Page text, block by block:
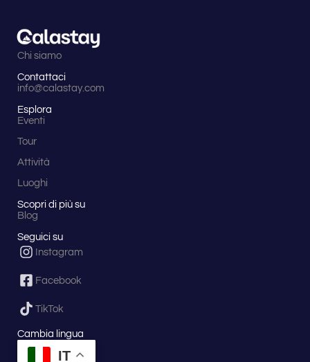
Percorrendo
sentieri
sterrati
e
di pini
percorso
verso
vetta
Monte
Reventino,
a
metri
altitudine.
la
salita
Chi siamo
Contattaci
info@calastay.com
Esplora
Eventi
Tour
Attività
Luoghi
Scopri di più su
Blog
Seguici su
Instagram
Facebook
TikTok
Cambia lingua
IT